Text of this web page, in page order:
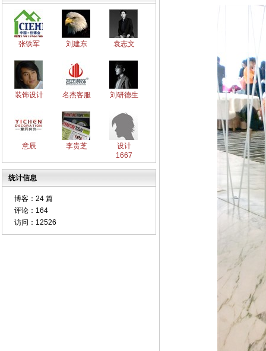
张铁军 刘建东 袁志文
装饰设计 名杰客服 刘研德生
意辰 李贵芝
设计
1667
统计信息
博客： 24 篇
评论： 164
访问： 12526